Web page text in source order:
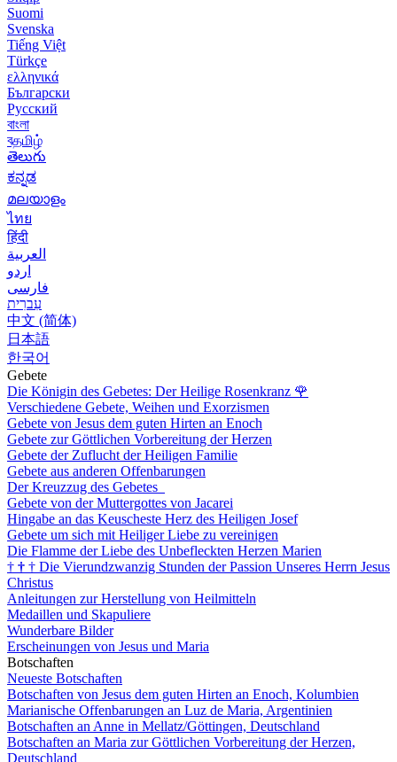
Suomi
Svenska
Tiếng Việt
Türkçe
ελληνικά
Български
Русский
বাংলা
বதமிழ்
తెలుగు
ಕನ್ನಡ
മലയാളം
ไทย
हिंदी
العربية
اردو
فارسی
עִברִית
中文 (简体)
日本語
한국어
Gebete
Die Königin des Gebetes: Der Heilige Rosenkranz 🌹
Verschiedene Gebete, Weihen und Exorzismen
Gebete von Jesus dem guten Hirten an Enoch
Gebete zur Göttlichen Vorbereitung der Herzen
Gebete der Zuflucht der Heiligen Familie
Gebete aus anderen Offenbarungen
Der Kreuzzug des Gebetes
Gebete von der Muttergottes von Jacarei
Hingabe an das Keuscheste Herz des Heiligen Josef
Gebete um sich mit Heiliger Liebe zu vereinigen
Die Flamme der Liebe des Unbefleckten Herzen Marien
† † † Die Vierundzwanzig Stunden der Passion Unseres Herrn Jesus
Christus
Anleitungen zur Herstellung von Heilmitteln
Medaillen und Skapuliere
Wunderbare Bilder
Erscheinungen von Jesus und Maria
Botschaften
Neueste Botschaften
Botschaften von Jesus dem guten Hirten an Enoch, Kolumbien
Marianische Offenbarungen an Luz de Maria, Argentinien
Botschaften an Anne in Mellatz/Göttingen, Deutschland
Botschaften an Maria zur Göttlichen Vorbereitung der Herzen,
Deutschland